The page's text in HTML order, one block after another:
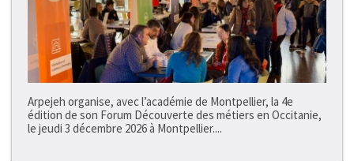
Arpejeh organise, avec l’académie de Montpellier, la 4e
édition de son Forum Découverte des métiers en Occitanie,
le jeudi 3 décembre 2026 à Montpellier....